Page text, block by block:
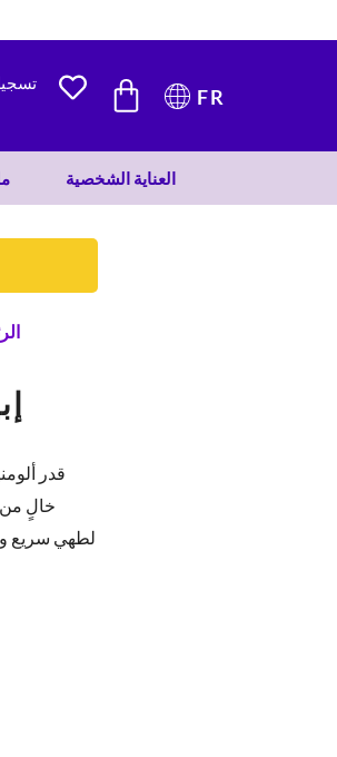
CARTFR
العناية الشخصية
إبيلي
لطهي سريع